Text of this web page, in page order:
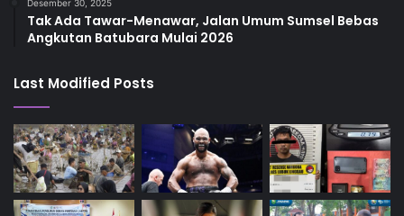
Desember 30, 2025
Tak Ada Tawar-Menawar, Jalan Umum Sumsel Bebas
Angkutan Batubara Mulai 2026
Last Modified Posts